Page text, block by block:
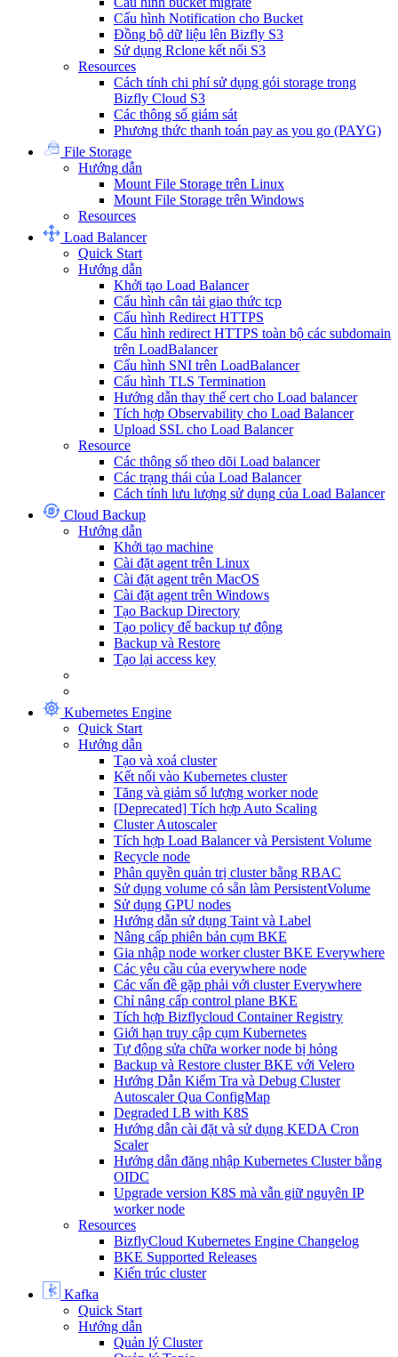
Cấu hình Notification cho Bucket
Đồng bộ dữ liệu lên Bizfly S3
Sử dụng Rclone kết nối S3
Resources
Cách tính chi phí sử dụng gói storage trong
Bizfly Cloud S3
Các thông số giám sát
Phương thức thanh toán pay as you go (PAYG)
File Storage
Hướng dẫn
Mount File Storage trên Linux
Mount File Storage trên Windows
Resources
Load Balancer
Quick Start
Hướng dẫn
Khởi tạo Load Balancer
Cấu hình cân tải giao thức tcp
Cấu hình Redirect HTTPS
Cấu hình redirect HTTPS toàn bộ các subdomain
trên LoadBalancer
Cấu hình SNI trên LoadBalancer
Cấu hình TLS Termination
Hướng dẫn thay thế cert cho Load balancer
Tích hợp Observability cho Load Balancer
Upload SSL cho Load Balancer
Resource
Các thông số theo dõi Load balancer
Các trạng thái của Load Balancer
Cách tính lưu lượng sử dụng của Load Balancer
Cloud Backup
Hướng dẫn
Khởi tạo machine
Cài đặt agent trên Linux
Cài đặt agent trên MacOS
Cài đặt agent trên Windows
Tạo Backup Directory
Tạo policy để backup tự động
Backup và Restore
Tạo lại access key
Kubernetes Engine
Quick Start
Hướng dẫn
Tạo và xoá cluster
Kết nối vào Kubernetes cluster
Tăng và giảm số lượng worker node
[Deprecated] Tích hợp Auto Scaling
Cluster Autoscaler
Tích hợp Load Balancer và Persistent Volume
Recycle node
Phân quyền quản trị cluster bằng RBAC
Sử dụng volume có sẵn làm PersistentVolume
Sử dụng GPU nodes
Hướng dẫn sử dụng Taint và Label
Nâng cấp phiên bản cụm BKE
Gia nhập node worker cluster BKE Everywhere
Các yêu cầu của everywhere node
Các vấn đề gặp phải với cluster Everywhere
Chỉ nâng cấp control plane BKE
Tích hợp Bizflycloud Container Registry
Giới hạn truy cập cụm Kubernetes
Tự động sửa chữa worker node bị hỏng
Backup và Restore cluster BKE với Velero
Hướng Dẫn Kiểm Tra và Debug Cluster
Autoscaler Qua ConfigMap
Degraded LB with K8S
Hướng dẫn cài đặt và sử dụng KEDA Cron
Scaler
Hướng dẫn đăng nhập Kubernetes Cluster bằng
OIDC
Upgrade version K8S mà vẫn giữ nguyên IP
worker node
Resources
BizflyCloud Kubernetes Engine Changelog
BKE Supported Releases
Kiến trúc cluster
Kafka
Quick Start
Hướng dẫn
Quản lý Cluster